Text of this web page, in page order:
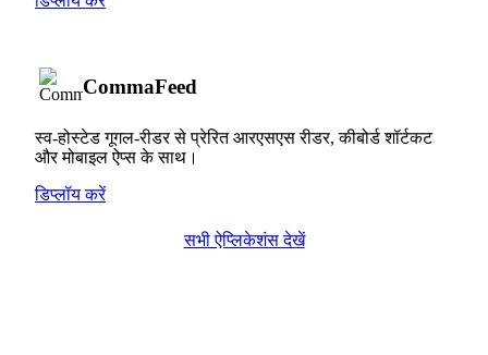
CommaFeed
स्व-होस्टेड गूगल-रीडर से प्रेरित आरएसएस रीडर, कीबोर्ड शॉर्टकट
और मोबाइल ऐप्स के साथ।
डिप्लॉय करें
सभी ऐप्लिकेशंस देखें